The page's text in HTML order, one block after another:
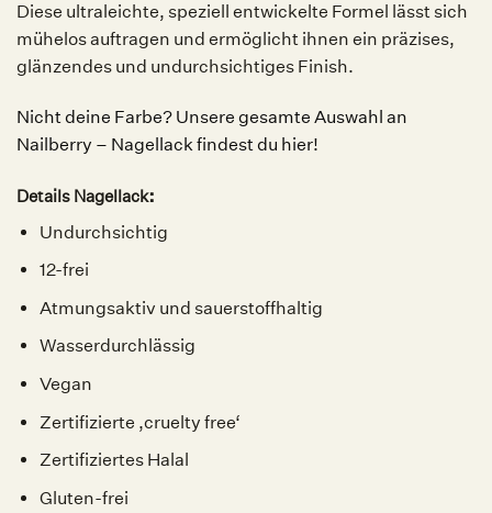
Diese ultraleichte, speziell entwickelte Formel lässt sich
mühelos auftragen und ermöglicht ihnen ein präzises,
glänzendes und undurchsichtiges Finish.
Nicht deine Farbe? Unsere gesamte Auswahl an
Nailberry – Nagellack findest du hier!
Details Nagellack:
Undurchsichtig
12-frei
Atmungsaktiv und sauerstoffhaltig
Wasserdurchlässig
Vegan
Zertifizierte ‚cruelty free‘
Zertifiziertes Halal
Gluten-frei